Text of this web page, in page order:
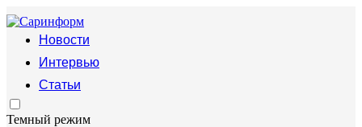
Новости
Интервью
Статьи
Темный режим